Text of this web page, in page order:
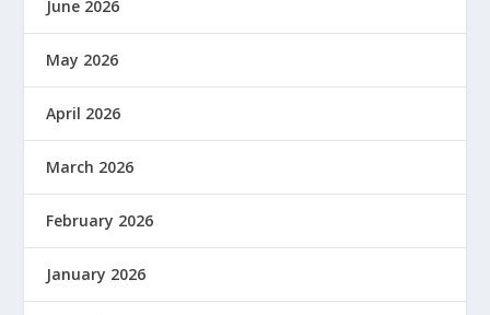
June 2026
May 2026
April 2026
March 2026
February 2026
January 2026